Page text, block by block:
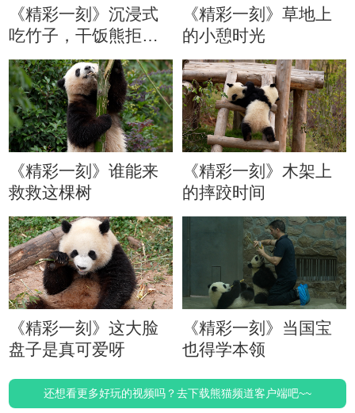
《精彩一刻》沉浸式
吃竹子，干饭熊拒绝
分心
《精彩一刻》草地上
的小憩时光
《精彩一刻》谁能来
救救这棵树
《精彩一刻》木架上
的摔跤时间
《精彩一刻》这大脸
盘子是真可爱呀
《精彩一刻》当国宝
也得学本领
还想看更多好玩的视频吗？去下载熊猫频道客户端吧~~